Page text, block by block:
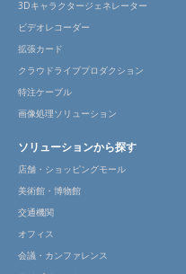
3Dキャラクタージェネレーター
ビデオレコーダー
拡張カード
クラウドライブプロダクション
特注ケーブル
画像処理ソリューション
ソリューションから探す
店舗・ショッピングモール
美術館・博物館
交通機関
オフィス
会議・カンファレンス